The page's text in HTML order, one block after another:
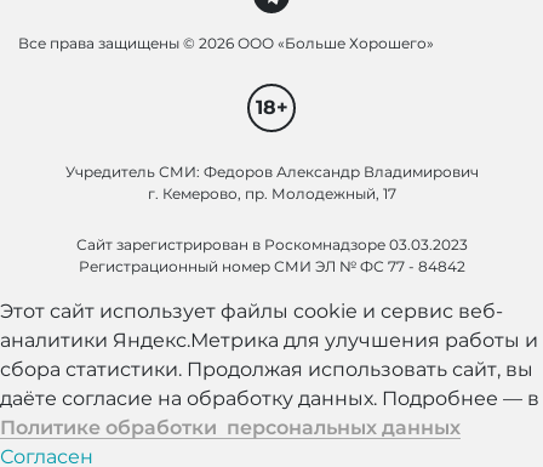
Все права защищены © 2026 ООО «Больше Хорошего»
18+
Учредитель СМИ: Федоров Александр Владимирович
г. Кемерово, пр. Молодежный, 17
Сайт зарегистрирован в Роскомнадзоре 03.03.2023
Регистрационный номер СМИ ЭЛ № ФС 77 - 84842
Этот сайт использует файлы cookie и сервис веб-
аналитики Яндекс.Метрика для улучшения работы и
сбора статистики. Продолжая использовать сайт, вы
даёте согласие на обработку данных. Подробнее — в
Политике обработки персональных данных
Согласен